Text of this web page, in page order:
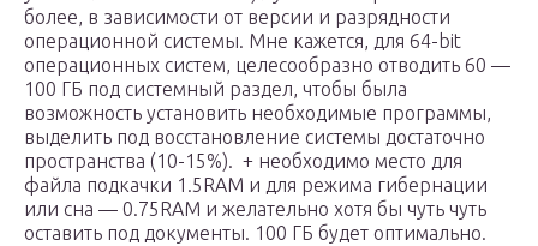
более, в зависимости от версии и разрядности
операционной системы. Мне кажется, для 64-bit
операционных систем, целесообразно отводить 60 —
100 ГБ под системный раздел, чтобы была
возможность установить необходимые программы,
выделить под восстановление системы достаточно
пространства (10-15%). + необходимо место для
файла подкачки 1.5RAM и для режима гибернации
или сна — 0.75RAM и желательно хотя бы чуть чуть
оставить под документы. 100 ГБ будет оптимально.